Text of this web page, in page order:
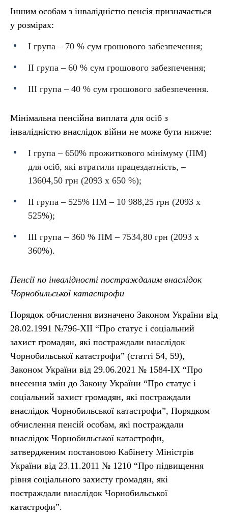
Іншим особам з інвалідністю пенсія призначається
у розмірах:
I група – 70 % сум грошового забезпечення;
II група – 60 % сум грошового забезпечення;
III група – 40 % сум грошового забезпечення.
Мінімальна пенсійна виплата для осіб з
інвалідністю внаслідок війни не може бути нижче:
І група – 650% прожиткового мінімуму (ПМ)
для осіб, які втратили працездатність, –
13604,50 грн (2093 х 650 %);
ІІ група – 525% ПМ – 10 988,25 грн (2093 х
525%);
ІІІ група – 360 % ПМ – 7534,80 грн (2093 х
360%).
Пенсії по інвалідності постраждалим внаслідок
Чорнобильської катастрофи
Порядок обчислення визначено Законом України від
28.02.1991 №796-ХІI “Про статус і соціальний
захист громадян, які постраждали внаслідок
Чорнобильської катастрофи” (статті 54, 59),
Законом України від 29.06.2021 № 1584-ІХ “Про
внесення змін до Закону України “Про статус і
соціальний захист громадян, які постраждали
внаслідок Чорнобильської катастрофи”, Порядком
обчислення пенсій особам, які постраждали
внаслідок Чорнобильської катастрофи,
затвердженим постановою Кабінету Міністрів
України від 23.11.2011 № 1210 “Про підвищення
рівня соціального захисту громадян, які
постраждали внаслідок Чорнобильської
катастрофи”.